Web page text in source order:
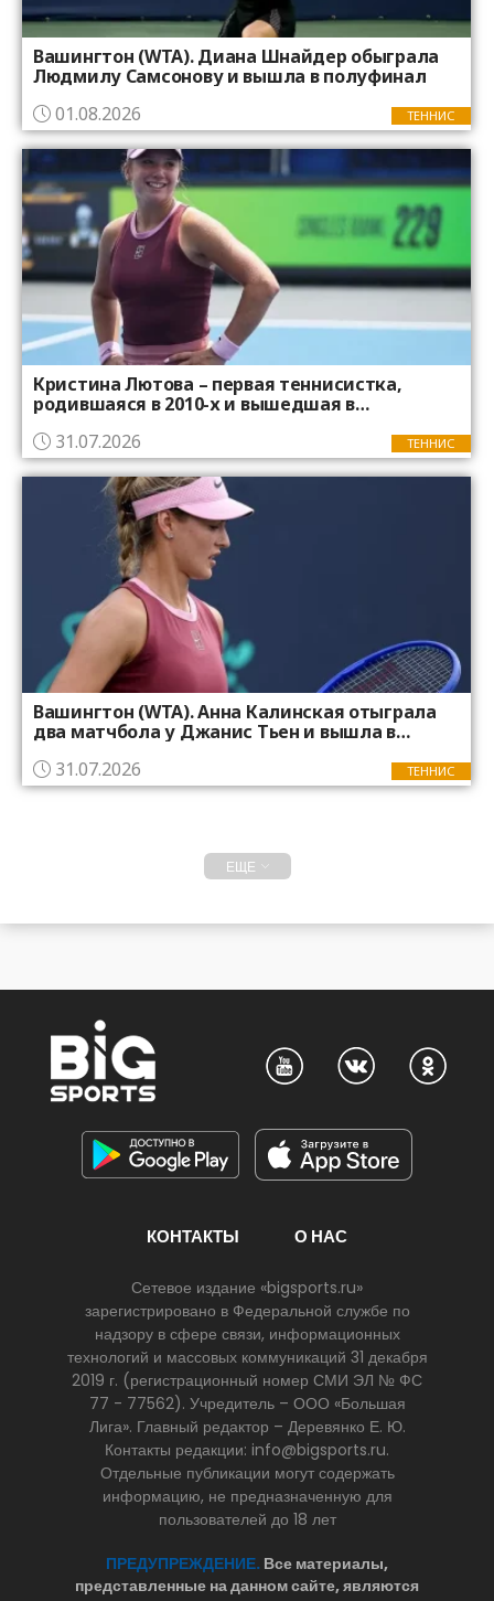
ТЕННИС
Вашингтон (WTA). Диана Шнайдер обыграла
Людмилу Самсонову и вышла в полуфинал
01.08.2026
ТЕННИС
Кристина Лютова – первая теннисистка,
родившаяся в 2010-х и вышедшая в
31.07.2026
ТЕННИС
Вашингтон (WTA). Анна Калинская отыграла
два матчбола у Джанис Тьен и вышла в
31.07.2026
ЕЩЕ
КОНТАКТЫ О НАС
Сетевое издание «bigsports.ru»
зарегистрировано в Федеральной службе по
надзору в сфере связи, информационных
технологий и массовых коммуникаций 31 декабря
2019 г. (регистрационный номер СМИ ЭЛ № ФС
77 - 77562). Учредитель – ООО «Большая
Лига». Главный редактор – Деревянко Е. Ю.
Контакты редакции: info@bigsports.ru.
Отдельные публикации могут содержать
информацию, не предназначенную для
пользователей до 18 лет
ПРЕДУПРЕЖДЕНИЕ. Все материалы,
представленные на данном сайте, являются